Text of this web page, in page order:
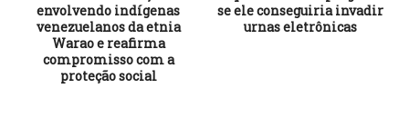
envolvendo indígenas
venezuelanos da etnia
Warao e reafirma
compromisso com a
proteção social
se ele conseguiria invadir
urnas eletrônicas